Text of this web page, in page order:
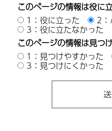
このページの情報は役に
1：役に立った
2：
3：役に立たなかった
このページの情報は見つ
1：見つけやすかった
3：見つけにくかった